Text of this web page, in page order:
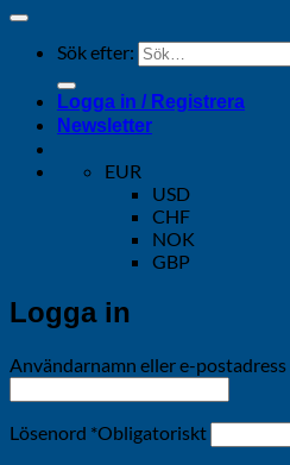
Sök efter:
Logga in / Registrera
Newsletter
EUR
USD
CHF
NOK
GBP
Logga in
Användarnamn eller e-postadress
Lösenord *Obligatoriskt